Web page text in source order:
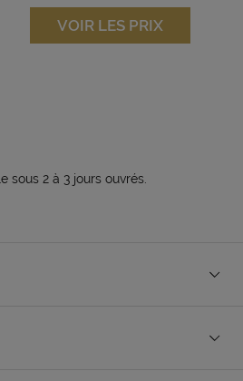
VOIR LES PRIX
sous 2 à 3 jours ouvrés.